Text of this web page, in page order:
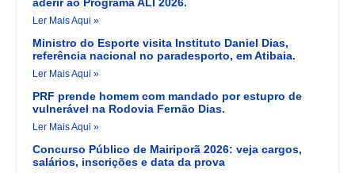
Ler Mais Aqui »
Ministro do Esporte visita Instituto Daniel Dias,
referência nacional no paradesporto, em Atibaia.
Ler Mais Aqui »
PRF prende homem com mandado por estupro de
vulnerável na Rodovia Fernão Dias.
Ler Mais Aqui »
Concurso Público de Mairiporã 2026: veja cargos,
salários, inscrições e data da prova